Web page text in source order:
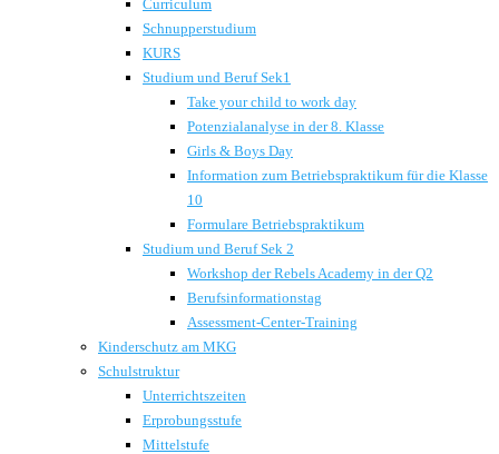
Curriculum
Schnupperstudium
KURS
Studium und Beruf Sek1
Take your child to work day
Potenzialanalyse in der 8. Klasse
Girls & Boys Day
Information zum Betriebspraktikum für die Klasse
10
Formulare Betriebspraktikum
Studium und Beruf Sek 2
Workshop der Rebels Academy in der Q2
Berufsinformationstag
Assessment-Center-Training
Kinderschutz am MKG
Schulstruktur
Unterrichtszeiten
Erprobungsstufe
Mittelstufe